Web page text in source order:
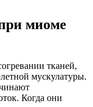
миоме
тканей,
мускулатуры.
Когда они